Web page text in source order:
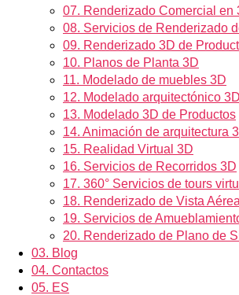
07. Renderizado Comercial en
08. Servicios de Renderizado
09. Renderizado 3D de
10. Planos de Planta 3D
11. Modelado de muebles 3D
12. Modelado arquitectónico 3D
13. Modelado 3D de Productos
14. Animación de arquitectura
15. Realidad Virtual 3D
16. Servicios de Recorridos 3D
17. 360° Servicios de tours
18. Renderizado de Vista Aérea
19. Servicios de
20. Renderizado de Plano de
03. Blog
04. Contactos
05. ES